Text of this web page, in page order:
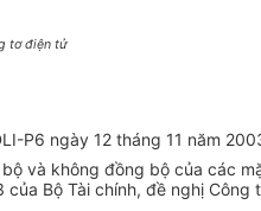
tơ điện tử
P6 ngày 12 tháng 11 năm
và không đồng bộ của các
Bộ Tài chính, đề nghị